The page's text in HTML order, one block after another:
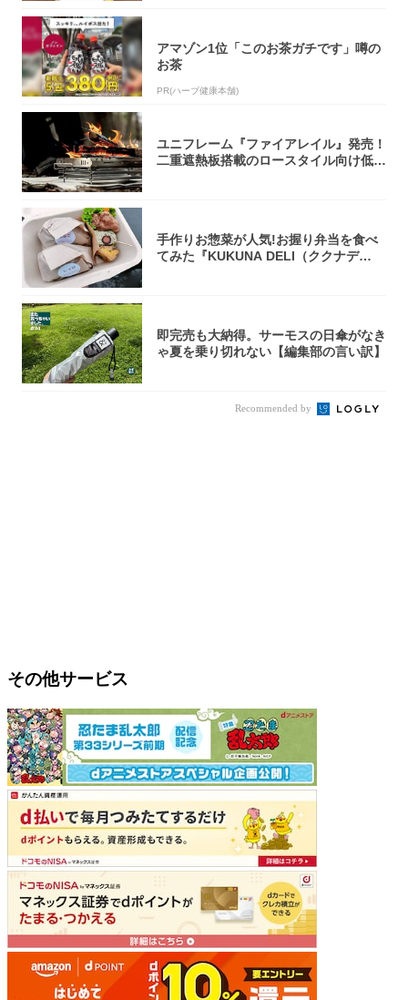
アマゾン1位「このお茶ガチです」噂の
お茶
PR(ハーブ健康本舗)
ユニフレーム『ファイアレイル』発売！
二重遮熱板搭載のロースタイル向け低型
手作りお惣菜が人気!お握り弁当を食べ
てみた『KUKUNA DELI（ククナデ
即完売も大納得。サーモスの日傘がなき
ゃ夏を乗り切れない【編集部の言い訳】
Recommended by
その他サービス